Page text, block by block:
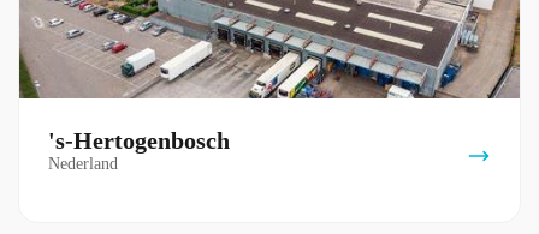
's-Hertogenbosch
Nederland